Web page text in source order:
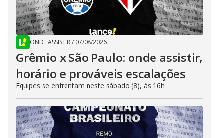
ONDE ASSISTIR/ 07/08/2026
Grêmio x São Paulo: onde assistir,
horário e prováveis escalações
Equipes se enfrentam neste sábado (8), às 16h